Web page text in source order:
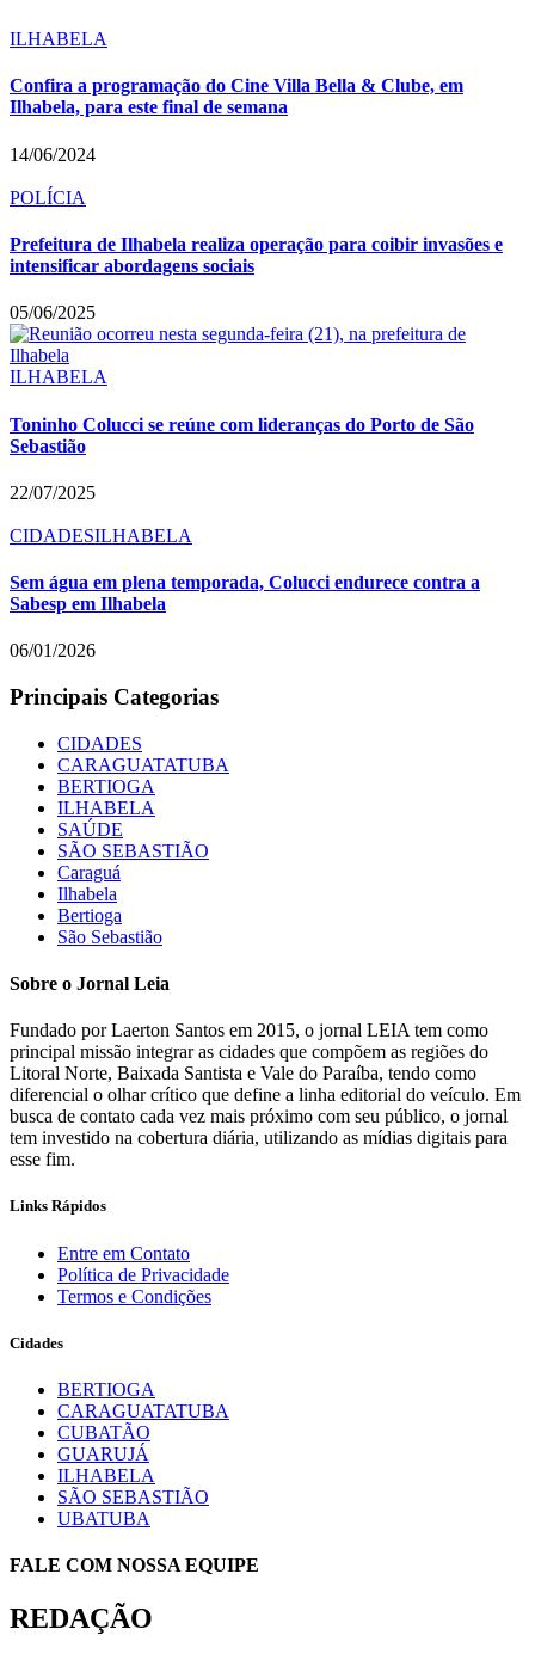
ILHABELA
Confira a programação do Cine Villa Bella & Clube, em
Ilhabela, para este final de semana
14/06/2024
POLÍCIA
Prefeitura de Ilhabela realiza operação para coibir invasões e
intensificar abordagens sociais
05/06/2025
ILHABELA
Toninho Colucci se reúne com lideranças do Porto de São
Sebastião
22/07/2025
CIDADESILHABELA
Sem água em plena temporada, Colucci endurece contra a
Sabesp em Ilhabela
06/01/2026
Principais Categorias
CIDADES
CARAGUATATUBA
BERTIOGA
ILHABELA
SAÚDE
SÃO SEBASTIÃO
Caraguá
Ilhabela
Bertioga
São Sebastião
Sobre o Jornal Leia
Fundado por Laerton Santos em 2015, o jornal LEIA tem como
principal missão integrar as cidades que compõem as regiões do
Litoral Norte, Baixada Santista e Vale do Paraíba, tendo como
diferencial o olhar crítico que define a linha editorial do veículo. Em
busca de contato cada vez mais próximo com seu público, o jornal
tem investido na cobertura diária, utilizando as mídias digitais para
esse fim.
Links Rápidos
Entre em Contato
Política de Privacidade
Termos e Condições
Cidades
BERTIOGA
CARAGUATATUBA
CUBATÃO
GUARUJÁ
ILHABELA
SÃO SEBASTIÃO
UBATUBA
FALE COM NOSSA EQUIPE
REDAÇÃO